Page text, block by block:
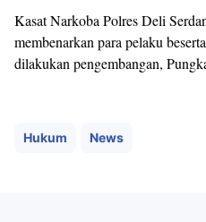
Kasat Narkoba Polres Deli
membenarkan para pelaku
dilakukan pengembangan,
Hukum News